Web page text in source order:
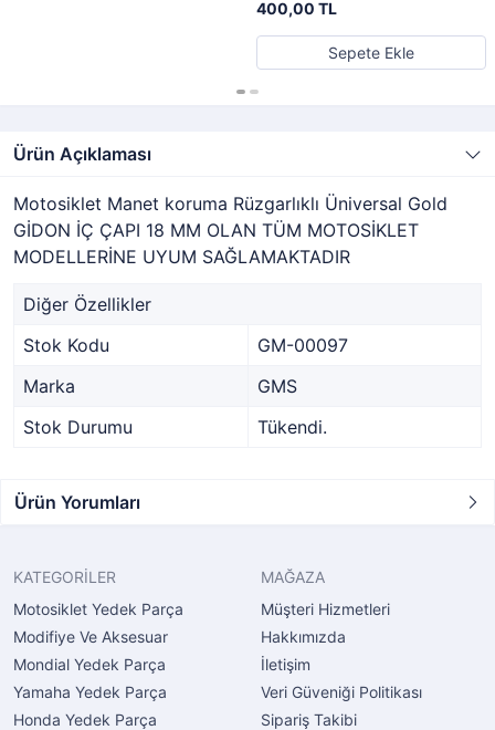
400,00 TL
Sepete Ekle
Ürün Açıklaması
Motosiklet Manet koruma Rüzgarlıklı Üniversal Gold
GİDON İÇ ÇAPI 18 MM OLAN TÜM MOTOSİKLET
MODELLERİNE UYUM SAĞLAMAKTADIR
Diğer Özellikler
Stok Kodu
GM-00097
Marka
GMS
Stok Durumu
Tükendi.
Ürün Yorumları
KATEGORİLER
Motosiklet Yedek Parça
Modifiye Ve Aksesuar
Mondial Yedek Parça
Yamaha Yedek Parça
Honda Yedek Parça
MAĞAZA
Müşteri Hizmetleri
Hakkımızda
İletişim
Veri Güveniği Politikası
Sipariş Takibi